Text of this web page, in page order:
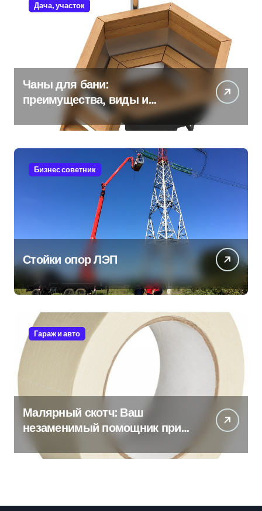
Дача, участок
Чаны для бани:
преимущества, виды и
особенности использования
Бизнес советник
Стойки опор ЛЭП
Гараж и авто
Малярный скотч: Ваш
незаменимый помощник при